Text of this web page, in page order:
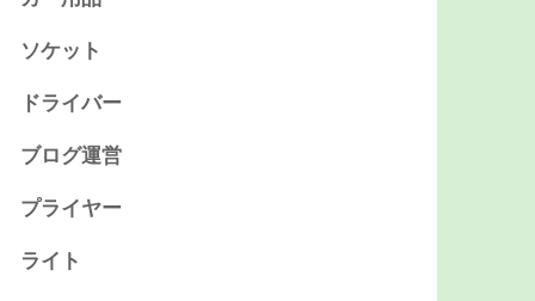
ソケット
ドライバー
ブログ運営
プライヤー
ライト